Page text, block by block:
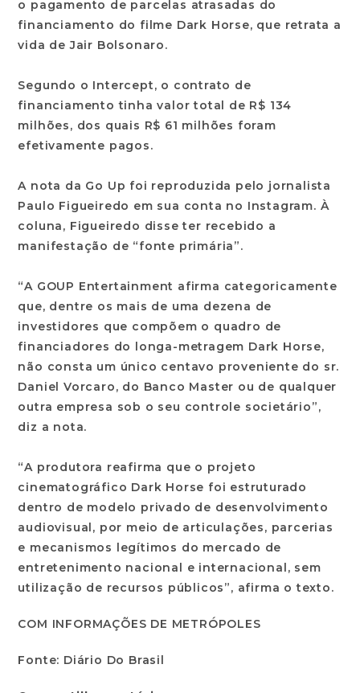
o pagamento de parcelas atrasadas do
financiamento do filme Dark Horse, que retrata a
vida de Jair Bolsonaro.
Segundo o Intercept, o contrato de
financiamento tinha valor total de R$ 134
milhões, dos quais R$ 61 milhões foram
efetivamente pagos.
A nota da Go Up foi reproduzida pelo jornalista
Paulo Figueiredo em sua conta no Instagram. À
coluna, Figueiredo disse ter recebido a
manifestação de “fonte primária”.
“A GOUP Entertainment afirma categoricamente
que, dentre os mais de uma dezena de
investidores que compõem o quadro de
financiadores do longa-metragem Dark Horse,
não consta um único centavo proveniente do sr.
Daniel Vorcaro, do Banco Master ou de qualquer
outra empresa sob o seu controle societário”,
diz a nota.
“A produtora reafirma que o projeto
cinematográfico Dark Horse foi estruturado
dentro de modelo privado de desenvolvimento
audiovisual, por meio de articulações, parcerias
e mecanismos legítimos do mercado de
entretenimento nacional e internacional, sem
utilização de recursos públicos”, afirma o texto.
COM INFORMAÇÕES DE METRÓPOLES
Fonte: Diário Do Brasil